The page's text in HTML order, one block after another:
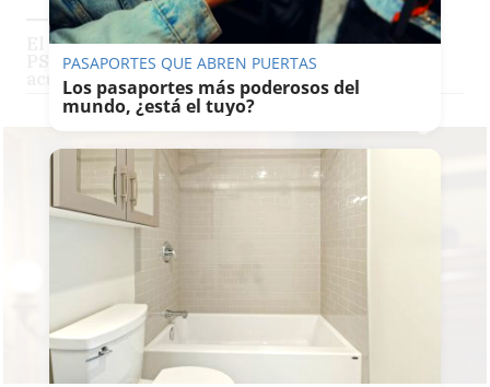
El sevillano Paco Salazar deja su cargo en el
PSOE un día después de ser elegido tras ser
acusado de acosar a mujeres
PASAPORTES QUE ABREN PUERTAS
Los pasaportes más poderosos del
mundo, ¿está el tuyo?